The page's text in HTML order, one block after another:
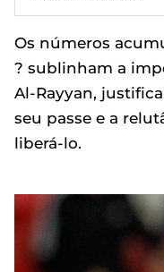
Os números
? sublinham a
Al-Rayyan,
seu passe e a
liberá-lo.